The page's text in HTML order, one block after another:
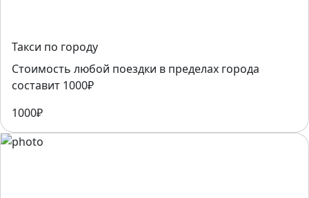
Такси по городу
Стоимость любой поездки в пределах города
составит 1000₽
1000₽